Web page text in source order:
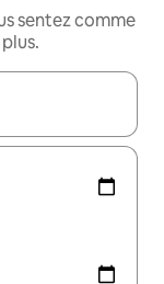
sentez comme
flèches vers le